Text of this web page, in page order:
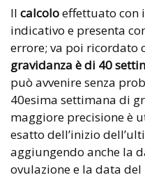
Il calcoloeffettuato con
indicativo e presenta
errore; va poi ricordato
gravidanza è di 40
può avvenire senza
40esima settimana di
maggiore precisione è
esatto dell’inizio
aggiungendo anche la
ovulazione e la data